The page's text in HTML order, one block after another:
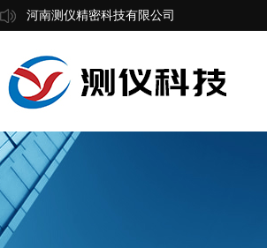
河南测仪精密科技有限公司